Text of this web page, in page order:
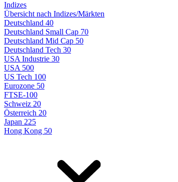
Indizes
Übersicht nach Indizes/Märkten
Deutschland 40
Deutschland Small Cap 70
Deutschland Mid Cap 50
Deutschland Tech 30
USA Industrie 30
USA 500
US Tech 100
Eurozone 50
FTSE-100
Schweiz 20
Österreich 20
Japan 225
Hong Kong 50